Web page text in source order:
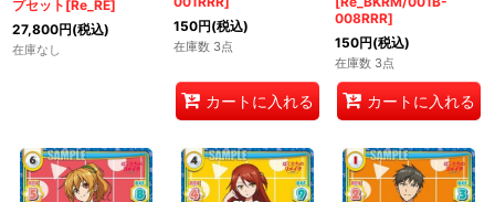
プセット[Re_RE]
27,800円(税込)
在庫なし
150円(税込)
在庫数 3点
カートに入れる
008RRR]
150円(税込)
在庫数 3点
カートに入れる